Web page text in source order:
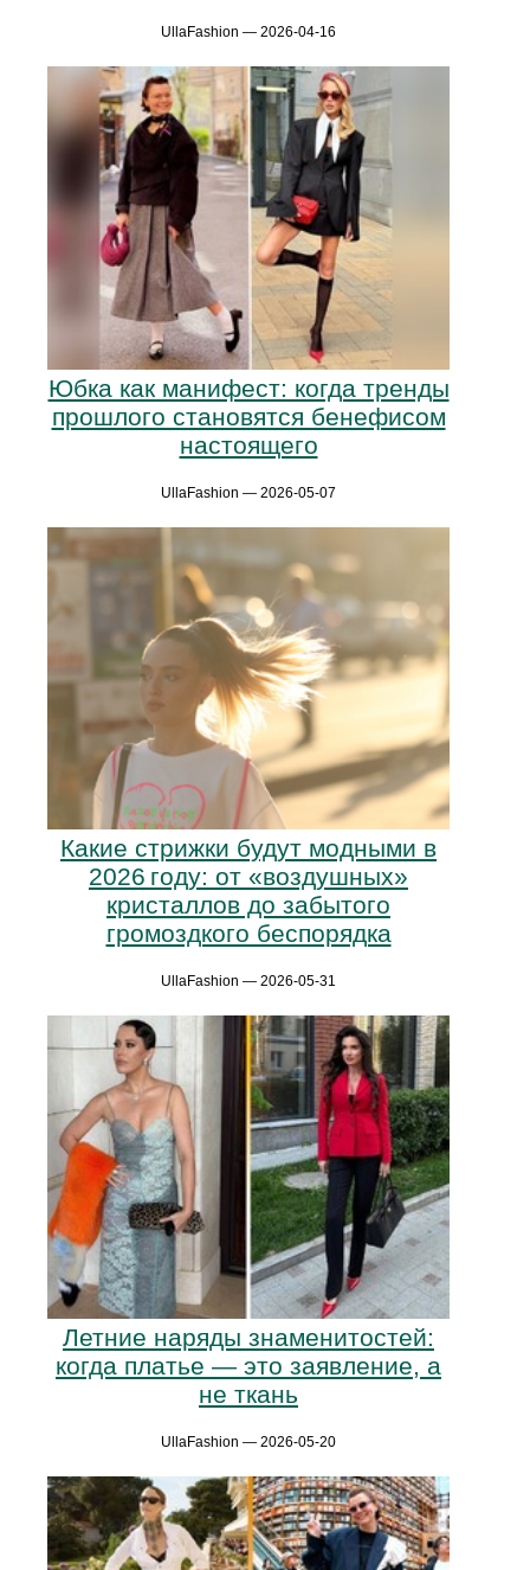
UllaFashion — 2026-04-16
Юбка как манифест: когда тренды
прошлого становятся бенефисом
настоящего
UllaFashion — 2026-05-07
Какие стрижки будут модными в
2026 году: от «воздушных»
кристаллов до забытого
громоздкого беспорядка
UllaFashion — 2026-05-31
Летние наряды знаменитостей:
когда платье — это заявление, а
не ткань
UllaFashion — 2026-05-20